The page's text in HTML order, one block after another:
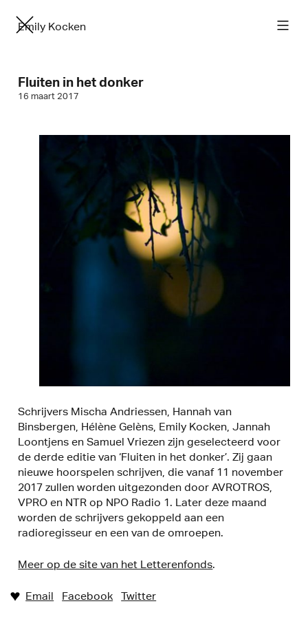
Emily Kocken
Fluiten in het donker
16 maart 2017
Schrijvers Mischa Andriessen, Hannah van
Binsbergen, Hélène Gelèns, Emily Kocken, Jannah
Loontjens en Samuel Vriezen zijn geselecteerd voor
de derde editie van ‘Fluiten in het donker’. Zij gaan
nieuwe hoorspelen schrijven, die vanaf 11 november
2017 zullen worden uitgezonden door AVROTROS,
VPRO en NTR op NPO Radio 1. Later deze maand
worden de schrijvers gekoppeld aan een
radioregisseur en een van de omroepen.
Meer op de site van het Letterenfonds.
♥︎ Email Facebook Twitter